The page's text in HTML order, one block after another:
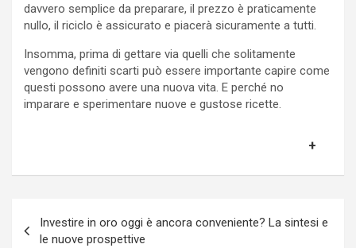
davvero semplice da preparare, il prezzo è praticamente
nullo, il riciclo è assicurato e piacerà sicuramente a tutti.
Insomma, prima di gettare via quelli che solitamente
vengono definiti scarti può essere importante capire come
questi possono avere una nuova vita. E perché no
imparare e sperimentare nuove e gustose ricette.
articoli
Investire in oro oggi è ancora conveniente? La sintesi e
le nuove prospettive